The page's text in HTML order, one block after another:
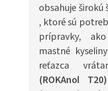
obsahuje širokú
, ktoré sú
prípravky,
mastné
reťazca
(ROKAnol T20)